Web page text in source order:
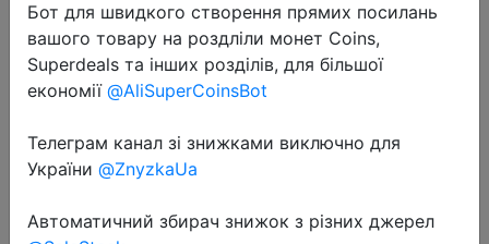
$238.99
Перейти до магазину
Бот для швидкого створення прямих посилань
вашого товару на роздліли монет Coins,
Superdeals та інших розділів, для більшої
економії @AliSuperCoinsBot
Телеграм канал зі знижками виключно для
України @ZnyzkaUa
Автоматичний збирач знижок з різних джерел